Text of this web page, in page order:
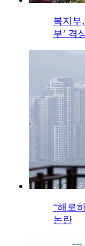
복지부
부’ 격
“해로
논란